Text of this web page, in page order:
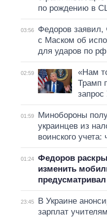
по рождению в
03:56
Федоров заявил,
с Маском об
для ударов по рф
02:59
«Нам
Трамп
01:59
Минобороны
украинцев из
воинского учета:
01:24
Федоров
изменить
23:45
В Украине
зарплат